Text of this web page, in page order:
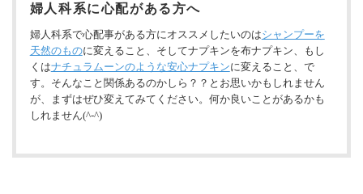
婦人科系に心配がある方へ
婦人科系で心配事がある方にオススメしたいのはシャンプーを
天然のものに変えること、そしてナプキンを布ナプキン、もし
くはナチュラムーンのような安心ナプキンに変えること、で
す。そんなこと関係あるのかしら？？とお思いかもしれません
が、まずはぜひ変えてみてください。何か良いことがあるかも
しれません(^-^)